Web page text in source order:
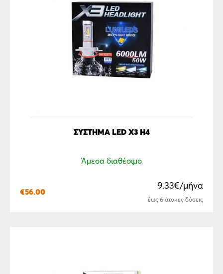
ΣΥΣΤΗΜΑ LED X3 H4
Άμεσα διαθέσιμο
€56.00
9.33€/μήνα
έως 6 άτοκες δόσεις